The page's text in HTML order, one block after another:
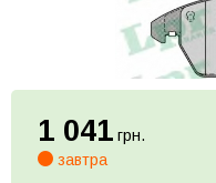
1 041 грн.
завтра